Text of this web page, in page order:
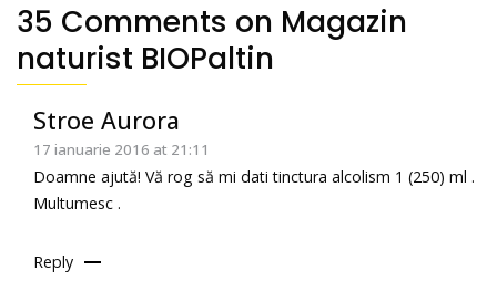
35 Comments on Magazin
naturist BIOPaltin
Stroe Aurora
17 ianuarie 2016 at 21:11
Doamne ajută! Vă rog să mi dati tinctura alcolism 1 (250) ml .
Multumesc .
Reply